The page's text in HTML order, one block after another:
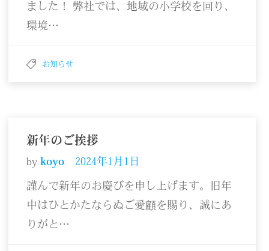
ました！ 弊社では、地域の小学校を回り、
環境…
お知らせ
新年のご挨拶
by koyo 2024年1月1日
謹んで新年のお慶びを申し上げます。旧年
中はひとかたならぬご愛顧を賜り、誠にあ
りがと…